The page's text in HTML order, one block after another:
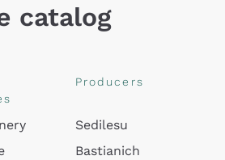
catalog
Producers
Sedilesu
Bastianich